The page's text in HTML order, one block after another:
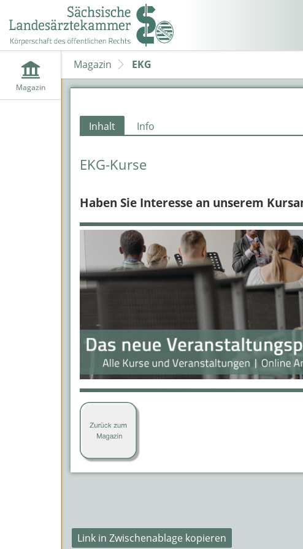
Magazin
EKG
Magazin
Inhalt Info
EKG-Kurse
Haben Sie Interesse an unserem
Link in Zwischenablage kopieren